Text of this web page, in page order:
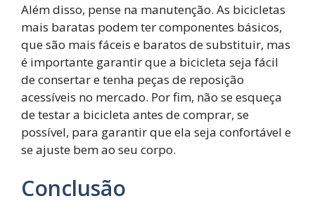
Além disso, pense na manutenção. As bicicletas
mais baratas podem ter componentes básicos,
que são mais fáceis e baratos de substituir, mas
é importante garantir que a bicicleta seja fácil
de consertar e tenha peças de reposição
acessíveis no mercado. Por fim, não se esqueça
de testar a bicicleta antes de comprar, se
possível, para garantir que ela seja confortável e
se ajuste bem ao seu corpo.
Conclusão